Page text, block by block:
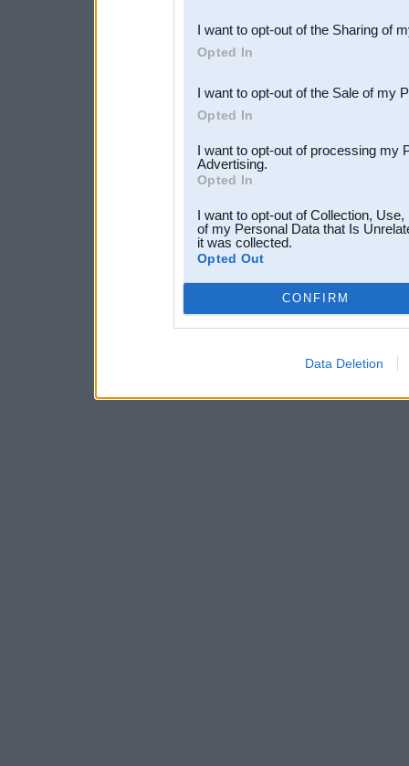
Downstream Participants
third parties.
I want to opt-out of the Sharing of
Opted In
I want to opt-out of the Sale of my
Opted In
I want to opt-out of processing my
Advertising.
Opted In
I want to opt-out of Collection,
of my Personal Data that Is
it was collected.
Opted Out
CONFIRM
Data Deletion